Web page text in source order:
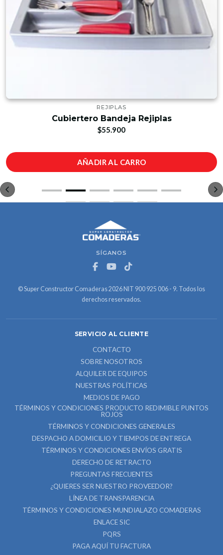
REJIPLAS
Cubiertero Bandeja Rejiplas
$55.900
AÑADIR AL CARRO
SÍGANOS
© Super Constructor Comaderas 2026 NIT 900 925 006 - 9. Todos los
derechos reservados.
SERVICIO AL CLIENTE
CONTACTO
SOBRE NOSOTROS
ALQUILER DE EQUIPOS
NUESTRAS POLÍTICAS
MEDIOS DE PAGO
TÉRMINOS Y CONDICIONES PRODUCTO REDIMIBLE PUNTOS
ROJOS
TÉRMINOS Y CONDICIONES GENERALES
DESPACHO A DOMICILIO Y TIEMPOS DE ENTREGA
TÉRMINOS Y CONDICIONES ENVÍOS GRATIS
DERECHO DE RETRACTO
PREGUNTAS FRECUENTES
¿QUIERES SER NUESTRO PROVEEDOR?
LÍNEA DE TRANSPARENCIA
TÉRMINOS Y CONDICIONES MUNDIALAZO COMADERAS
ENLACE SIC
PQRS
PAGA AQUÍ TU FACTURA